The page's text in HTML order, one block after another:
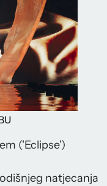
('Eclipse')
natjecanja